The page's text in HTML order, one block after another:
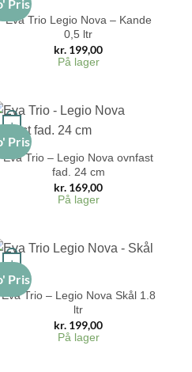
Pris
Eva Trio Legio Nova – Kande
0,5 ltr
kr. 199,00
På lager
Pris
+
Eva Trio – Legio Nova ovnfast
fad. 24 cm
kr. 169,00
På lager
Pris
+
Eva Trio – Legio Nova Skål 1.8
ltr
kr. 199,00
På lager